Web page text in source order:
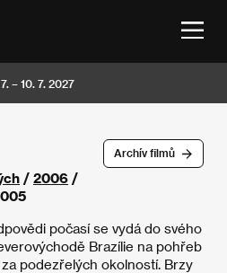
– 10. 7. 2027
Archív filmů
/ 2006 /
počasí se vydá do svého
Brazílie na pohřeb
podezřelých okolností. Brzy